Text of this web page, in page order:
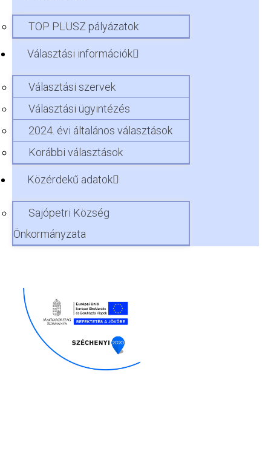
TOP PLUSZ pályázatok
Választási információk
Választási szervek
Választási ügyintézés
2024. évi általános választások
Korábbi választások
Közérdekű adatok
Sajópetri Község
Önkormányzata